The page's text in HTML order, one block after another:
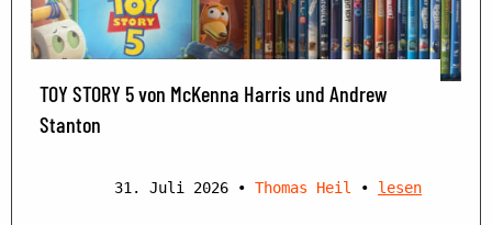
TOY STORY 5 von McKenna Harris und Andrew
Stanton
31. Juli 2026 • Thomas Heil • lesen